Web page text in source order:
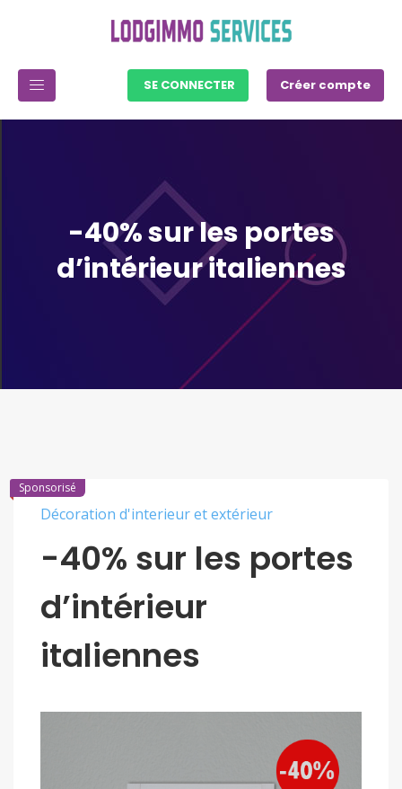
SE CONNECTER Créer compte
-40% sur les portes
d’intérieur italiennes
Sponsorisé
Décoration d'interieur et extérieur
-40% sur les portes
d’intérieur
italiennes